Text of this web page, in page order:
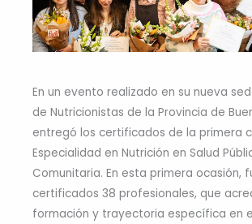
En un evento realizado en su nueva
de Nutricionistas de la Provincia de
entregó los certificados de la primera
Especialidad en Nutrición en Salud
Comunitaria. En esta primera ocasión,
certificados 38 profesionales, que
formación y trayectoria específica en